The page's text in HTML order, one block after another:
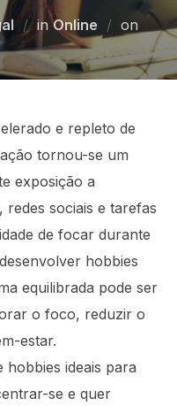
inOnline on
on
e repleto de
tornou-se um
exposição a
redes sociais e tarefas
de focar durante
hobbies
equilibrada pode ser
o foco, reduzir o
estar.
hobbies ideais para
se e quer